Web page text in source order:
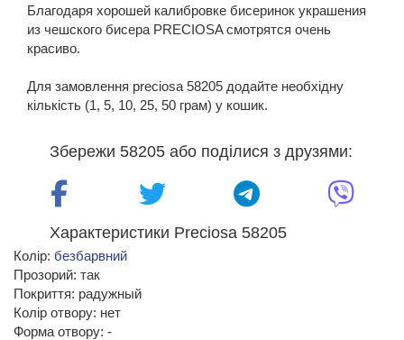
Благодаря хорошей калибровке бисеринок украшения
из чешского бисера PRECIOSA смотрятся очень
красиво.
Для замовлення preciosa 58205 додайте необхідну
кількість (1, 5, 10, 25, 50 грам) у кошик.
Збережи 58205 або поділися з друзями:
Характеристики Preciosa 58205
Колір: безбарвний
Прозорий: так
Покриття: радужный
Колір отвору: нет
Форма отвору: -